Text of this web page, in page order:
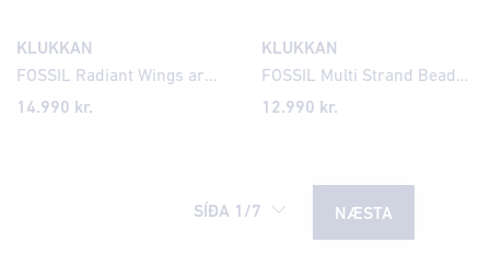
KLUKKAN
FOSSIL Radiant Wings armband JF04425
14.990 kr.
KLUKKAN
FOSSIL Multi Strand Beads herraarmband JF04855
12.990 kr.
SÍÐA 1 /7 NÆSTA